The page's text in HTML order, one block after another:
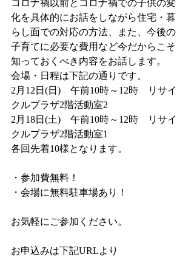
コロナ禍以前とコロナ禍での子供の変
化を具体的にお話をしながら住宅・暮
らし面での対応の方法、また、今後の
子育てに必要な費用など今だからこそ
知っておくべき内容をお話します。
会場・日程は下記の通りです。
2月12日(日)　午前10時～12時　リサイ
クルプラザ2階活動室2
2月18日(土)　午前10時～12時　リサイ
クルプラザ2階活動室1
各回先着10様となります。
・参加費無料！
・会場に無料駐車場あり！
お気軽にご参加ください。
お申込みは下記URLより